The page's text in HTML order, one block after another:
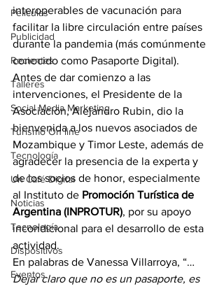
Películas
Publicidad
Recientes
Talleres
Social Media Marketing
Turismo On line
Tecnología
Un Café Digital
Noticias
Tecnología
Dispositivos
Eventos
interoperables de vacunación para
facilitar la libre circulación entre países
durante la pandemia (más comúnmente
conocido como Pasaporte Digital).
Antes de dar comienzo a las
intervenciones, el Presidente de la
Asociación, Alejandro Rubin, dio la
bienvenida a los nuevos asociados de
Mozambique y Timor Leste, además de
agradecer la presencia de la experta y
de los socios de honor, especialmente
al Instituto de Promoción Turística de
Argentina (INPROTUR), por su apoyo
incondicional para el desarrollo de esta
actividad.
En palabras de Vanessa Villarroya, “…
Dejar claro que no es un pasaporte, es